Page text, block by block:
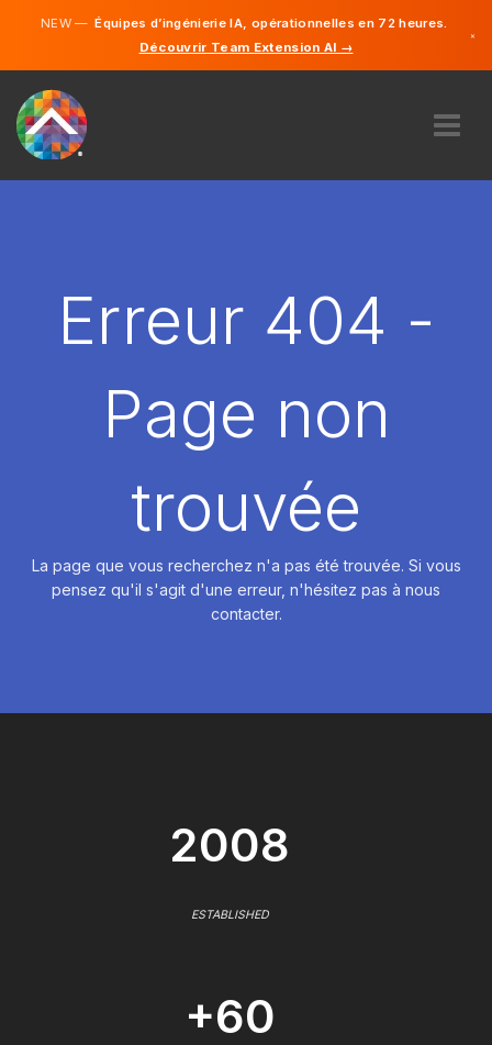
NEW —Équipes d’ingénierie IA, opérationnelles en 72 heures.
Découvrir Team Extension AI →
×
DÉMARRER
Erreur 404 -
Page non
trouvée
La page que vous recherchez n'a pas été trouvée. Si vous
pensez qu'il s'agit d'une erreur, n'hésitez pas à nous
contacter.
2008
ESTABLISHED
+60